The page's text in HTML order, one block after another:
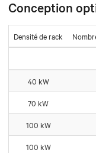
Conception
Densité de rack
40 kW
70 kW
100 kW
100 kW